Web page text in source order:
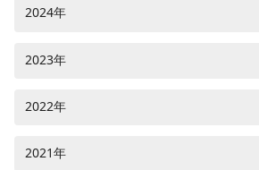
2024年
2023年
2022年
2021年